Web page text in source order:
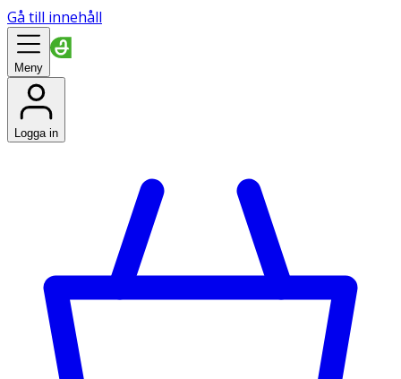
Gå till innehåll
Meny
Logga in